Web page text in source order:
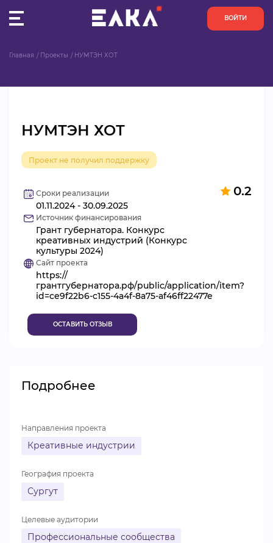
ВОЙТИ
ОРГАНИЗАЦИИ
АКТИВИСТЫ
ПРОЕКТЫ
АНАЛИТИКА
БАЗА ЗНАНИЙ
ВИДЕОКУРСЫ
ВОЙТИ
Главная Проекты НУМТЭН ХОТ
НУМТЭН ХОТ
Проект не получил поддержку
0.2
Сроки реализации
01.11.2024 - 30.09.2025
Источник финансирования
Грант губернатора. Конкурс
креативных индустрий (Конкурс
культуры 2024)
Сайт проекта
https://
грантгубернатора.рф/public/application/item?
id=ce9f22b6-c155-4a4f-8a75-af46ff22477e
ОСТАВИТЬ ОТЗЫВ
Подробнее
Направления проекта
Креативные индустрии
География проекта
Сургут
Целевые аудитории
Профессиональные сообщества